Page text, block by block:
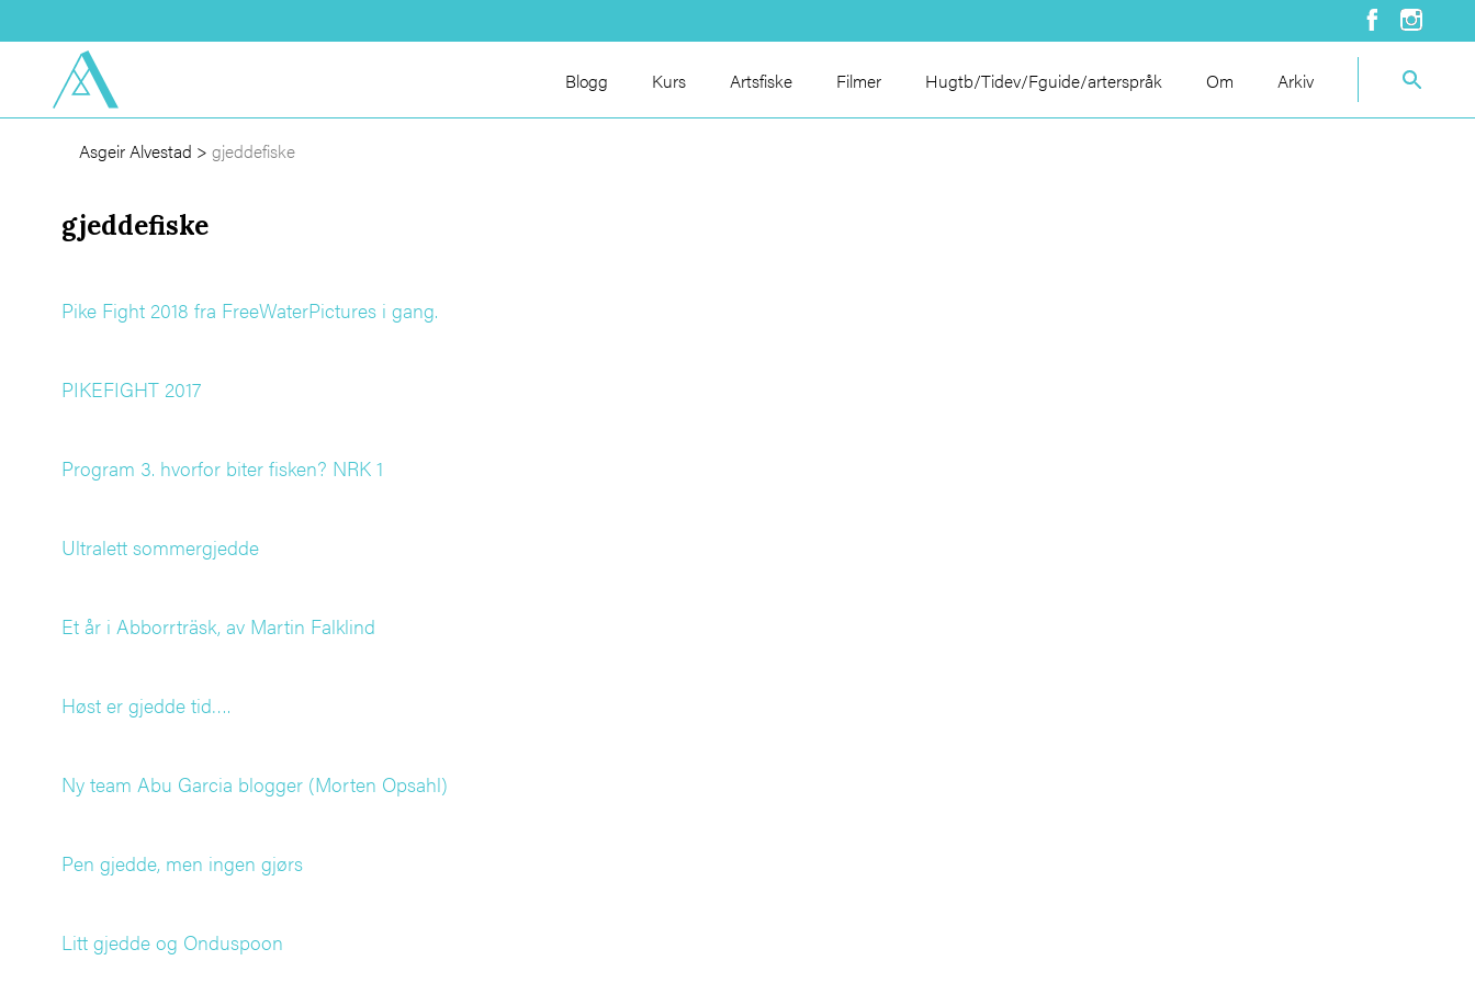
Blogg Kurs Artsfiske Filmer Hugtb/Tidev/Fguide/arterspråk Om Arkiv
Asgeir Alvestad > gjeddefiske
gjeddefiske
Pike Fight 2018 fra FreeWaterPictures i gang.
PIKEFIGHT 2017
Program 3. hvorfor biter fisken? NRK 1
Ultralett sommergjedde
Et år i Abborrträsk, av Martin Falklind
Høst er gjedde tid….
Ny team Abu Garcia blogger (Morten Opsahl)
Pen gjedde, men ingen gjørs
Litt gjedde og Onduspoon